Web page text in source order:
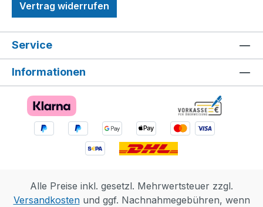
Vertrag widerrufen
Service
Informationen
Alle Preise inkl. gesetzl. Mehrwertsteuer zzgl.
Versandkostenund ggf. Nachnahmegebühren, wenn